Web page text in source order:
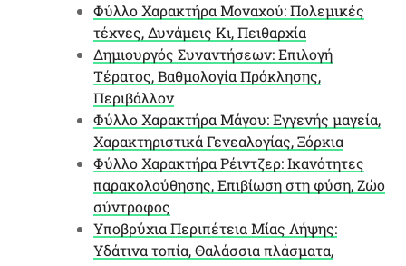
Φύλλο Χαρακτήρα Μοναχού: Πολεμικές
τέχνες, Δυνάμεις Κι, Πειθαρχία
Δημιουργός Συναντήσεων: Επιλογή
Τέρατος, Βαθμολογία Πρόκλησης,
Περιβάλλον
Φύλλο Χαρακτήρα Μάγου: Εγγενής μαγεία,
Χαρακτηριστικά Γενεαλογίας, Ξόρκια
Φύλλο Χαρακτήρα Ρέιντζερ: Ικανότητες
παρακολούθησης, Επιβίωση στη φύση, Ζώο
σύντροφος
Υποβρύχια Περιπέτεια Μίας Λήψης:
Υδάτινα τοπία, Θαλάσσια πλάσματα,